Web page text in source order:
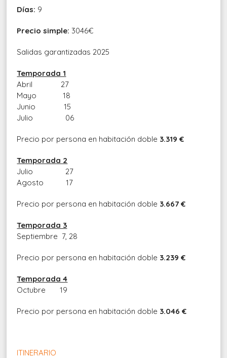
Días: 9
Precio simple: 3046€
Salidas garantizadas 2025
Temporada 1
Abril 27
Mayo 18
Junio 15
Julio 06
Precio por persona en habitación doble 3.319 €
Temporada 2
Julio 27
Agosto 17
Precio por persona en habitación doble 3.667 €
Temporada 3
Septiembre 7, 28
Precio por persona en habitación doble 3.239 €
Temporada 4
Octubre 19
Precio por persona en habitación doble 3.046 €
ITINERARIO